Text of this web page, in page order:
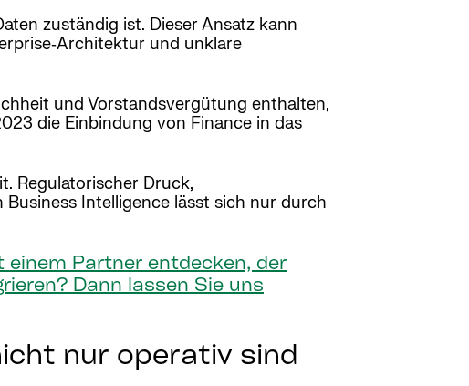
zuständig ist. Dieser Ansatz kann
und unklare
und Vorstandsvergütung enthalten,
die Einbindung von Finance in das
Regulatorischer Druck,
Intelligence lässt sich nur durch
einem Partner entdecken, der
Dann lassen Sie uns
nur operativ sind